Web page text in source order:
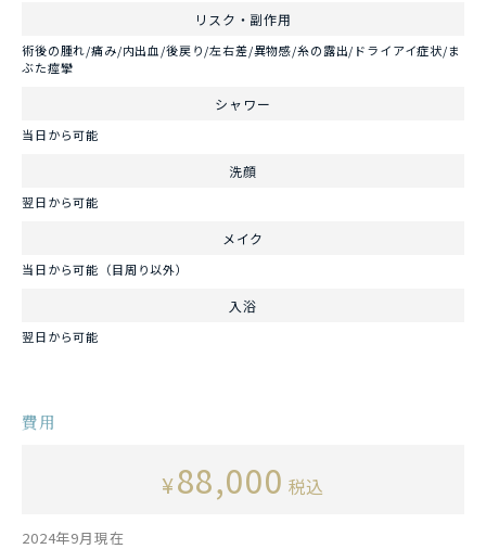
リスク・副作用
術後の腫れ/痛み/内出血/後戻り/左右差/異物感/糸の露出/ドライアイ症状/ま
ぶた痙攣
シャワー
当日から可能
洗顔
翌日から可能
メイク
当日から可能（目周り以外）
入浴
翌日から可能
費用
¥88,000 税込
2024年9月現在